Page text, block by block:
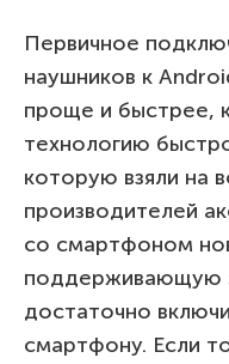
Первичное
наушников к
проще и быстрее,
технологию
которую взяли на
производителей
со смартфоном
поддерживающую
достаточно
смартфону. Если